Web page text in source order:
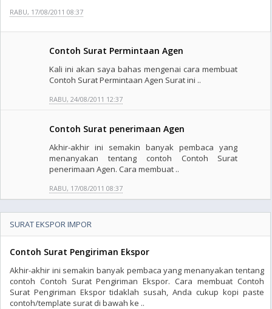
RABU, 17/08/2011 08:37
Contoh Surat Permintaan Agen
Kali ini akan saya bahas mengenai cara membuat
Contoh Surat Permintaan Agen Surat ini ..
RABU, 24/08/2011 12:37
Contoh Surat penerimaan Agen
Akhir-akhir ini semakin banyak pembaca yang
menanyakan tentang contoh Contoh Surat
penerimaan Agen. Cara membuat ..
RABU, 17/08/2011 08:37
SURAT EKSPOR IMPOR
Contoh Surat Pengiriman Ekspor
Akhir-akhir ini semakin banyak pembaca yang menanyakan tentang
contoh Contoh Surat Pengiriman Ekspor. Cara membuat Contoh
Surat Pengiriman Ekspor tidaklah susah, Anda cukup kopi paste
contoh/template surat di bawah ke ..